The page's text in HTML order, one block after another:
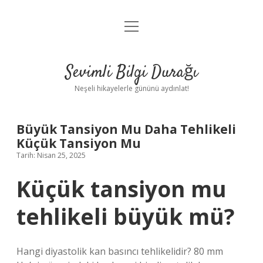
Anasayfa
Yasal Uyarı
menüyü
Sevimli Bilgi Durağı
Neşeli hikayelerle gününü aydınlat!
Büyük Tansiyon Mu Daha Tehlikeli
Küçük Tansiyon Mu
Tarih: Nisan 25, 2025
Küçük tansiyon mu
tehlikeli büyük mü?
Hangi diyastolik kan basıncı tehlikelidir? 80 mm